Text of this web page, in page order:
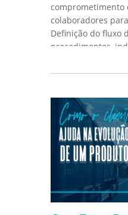
comprometimento
colaboradores
Definição do fluxo
procedimentos,